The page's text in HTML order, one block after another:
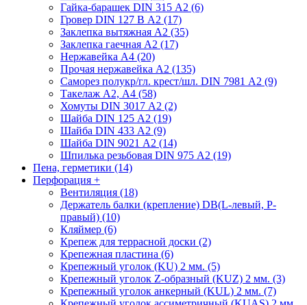
Гайка-барашек DIN 315 А2 (6)
Гровер DIN 127 В А2 (17)
Заклепка вытяжная А2 (35)
Заклепка гаечная А2 (17)
Нержавейка А4 (20)
Прочая нержавейка А2 (135)
Саморез полукр/гл. крест/шл. DIN 7981 А2 (9)
Такелаж А2, А4 (58)
Хомуты DIN 3017 А2 (2)
Шайба DIN 125 А2 (19)
Шайба DIN 433 А2 (9)
Шайба DIN 9021 А2 (14)
Шпилька резьбовая DIN 975 А2 (19)
Пена, герметики (14)
Перфорация +
Вентиляция (18)
Держатель балки (крепление) DB(L-левый, P-
правый) (10)
Кляймер (6)
Крепеж для террасной доски (2)
Крепежная пластина (6)
Крепежный уголок (KU) 2 мм. (5)
Крепежный уголок Z-образный (KUZ) 2 мм. (3)
Крепежный уголок анкерный (KUL) 2 мм. (7)